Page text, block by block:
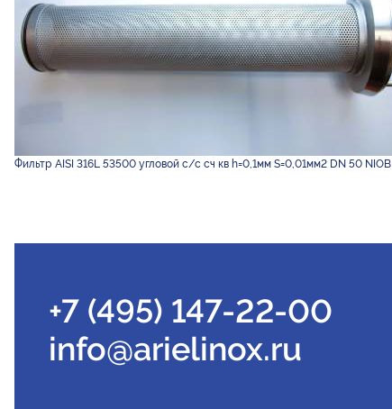
Фильтр AISI 316L 53500 угловой с/с сч кв h=0,1мм S=0,01мм2 DN 50 NIOB
+7 (495) 147-22-00
info@arielinox.ru